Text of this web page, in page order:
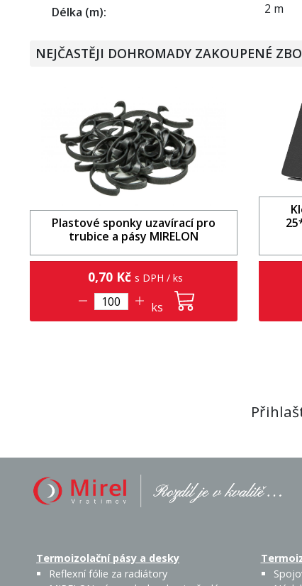
Délka (m) 2 m
NEJČASTĚJI DOHROMADY ZAKOUPENÉ
Plastové sponky uzavírací pro
trubice a pásy MIRELON
0,70 Kč s DPH / ks
ks
Termoizolační pásy a desky
Reflexní fólie za radiátory